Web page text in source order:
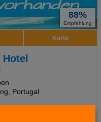
88%
Empfehlung
Karte
Portugal